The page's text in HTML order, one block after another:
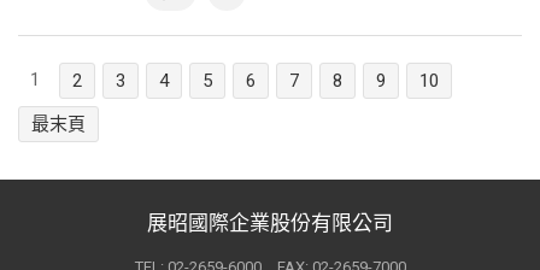
1 2 3 4 5 6 7 8 9
10
最末頁
展昭國際企業股份有限公司